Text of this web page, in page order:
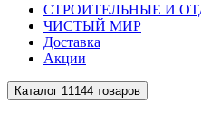
СТРОИТЕЛЬНЫЕ И
ЧИСТЫЙ МИР
Доставка
Акции
Каталог 11144 товаров